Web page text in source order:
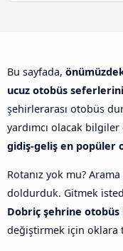
Bu sayfada,
ucuz otobüs seferlerini
şehirlerarası otobüs
yardımcı olacak
gidiş-geliş en popüler
Rotanız yok mu?
doldurduk. Gitmek
Dobriç şehrine otobüs
değiştirmek için oklara